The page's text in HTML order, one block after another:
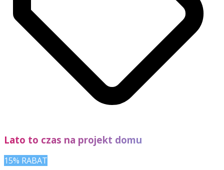
Lato to czas na projekt domu
15% RABAT